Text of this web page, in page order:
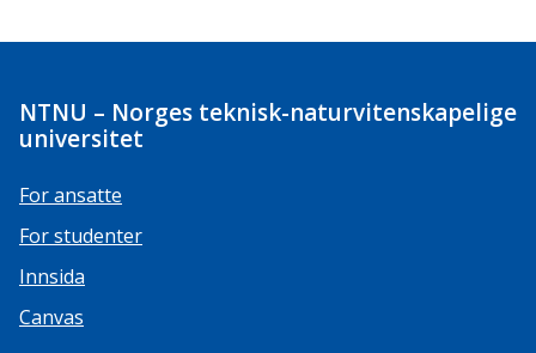
NTNU – Norges teknisk-naturvitenskapelige
universitet
For ansatte
For studenter
Innsida
Canvas